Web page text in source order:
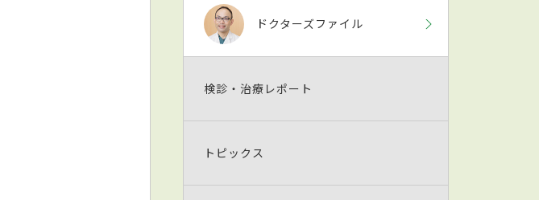
ドクターズファイル
検診・治療レポート
トピックス